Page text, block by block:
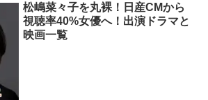
松嶋菜々子を丸裸！日産CMから
視聴率40%女優へ！出演ドラマと
映画一覧